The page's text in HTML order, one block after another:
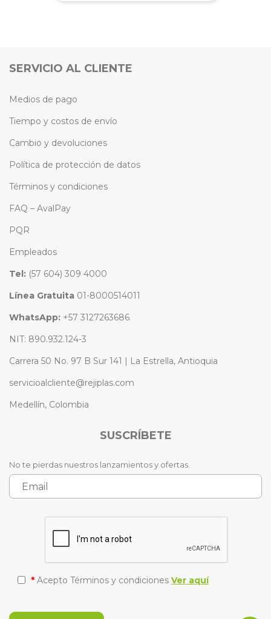
SERVICIO AL CLIENTE
Medios de pago
Tiempo y costos de envío
Cambio y devoluciones
Política de protección de datos
Términos y condiciones
FAQ – AvalPay
PQR
Empleados
Tel: (57 604) 309 4000
Línea Gratuita 01-8000514011
WhatsApp: +57 3127263686
NIT: 890.932.124-3
Carrera 50 No. 97 B Sur 141 | La Estrella, Antioquia
servicioalcliente@rejiplas.com
Medellín, Colombia
SUSCRÍBETE
No te pierdas nuestros lanzamientos y ofertas.
* Acepto Términos y condiciones Ver aquí